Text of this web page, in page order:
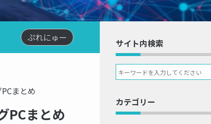
ぷれにゅー
まとめ
PCまとめ
サイト内検索
カテゴリー